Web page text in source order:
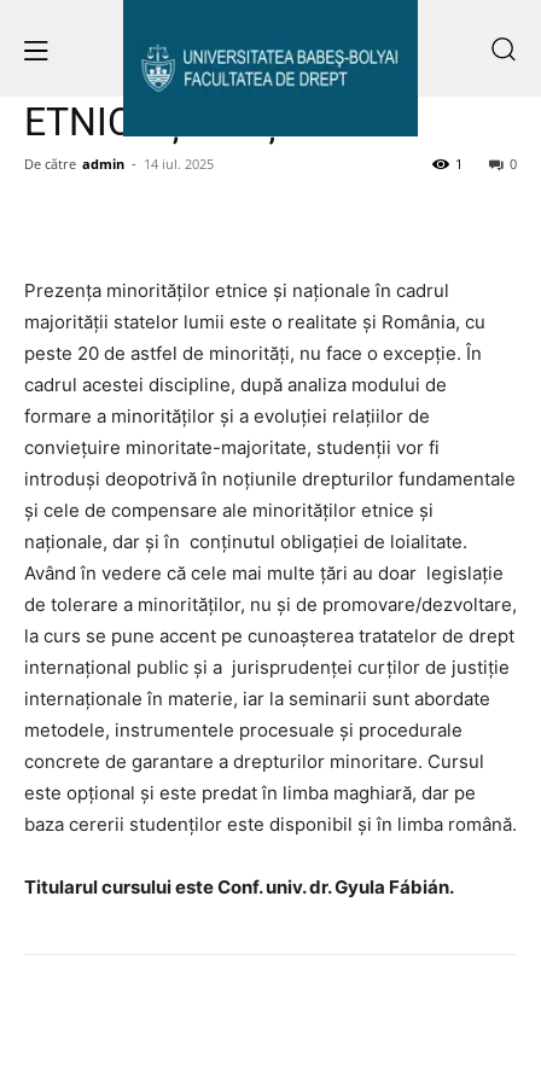
DREPTUL MINORITĂȚILOR
ETNICE ȘI NAȚIONALE
De către admin - 14 iul. 2025 0
1
Prezența minorităților etnice și naționale în cadrul
majorității statelor lumii este o realitate și România, cu
peste 20 de astfel de minorități, nu face o excepție. În
cadrul acestei discipline, după analiza modului de
formare a minorităţilor şi a evoluţiei relaţiilor de
convieţuire minoritate-majoritate, studenții vor fi
introduși deopotrivă în noţiunile drepturilor fundamentale
şi cele de compensare ale minorităţilor etnice şi
naţionale, dar și în conţinutul obligaţiei de loialitate.
Având în vedere că cele mai multe țări au doar legislație
de tolerare a minorităților, nu și de promovare/dezvoltare,
la curs se pune accent pe cunoașterea tratatelor de drept
internaţional public şi a jurisprudenţei curţilor de justiţie
internaţionale în materie, iar la seminarii sunt abordate
metodele, instrumentele procesuale și procedurale
concrete de garantare a drepturilor minoritare. Cursul
este opțional și este predat în limba maghiară, dar pe
baza cererii studenților este disponibil și în limba română.
Titularul cursului este Conf. univ. dr. Gyula Fábián.